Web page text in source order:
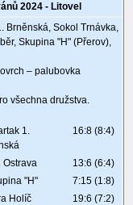
2024 - Litovel
Brněnská, Sokol Trnávka,
Skupina "H" (Přerov),
– palubovka
všechna družstva.
1.
16:8 (8:4)
Ostrava
13:6 (6:4)
"H"
7:15 (1:8)
Holíč
19:6 (7:2)